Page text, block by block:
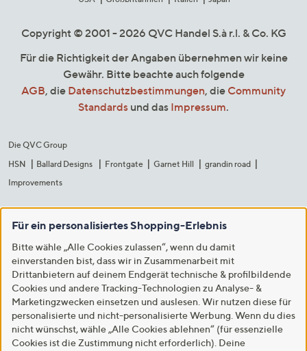
Copyright © 2001 - 2026 QVC Handel S.à r.l. & Co. KG
Für die Richtigkeit der Angaben übernehmen wir keine
Gewähr. Bitte beachte auch folgende
AGB, die Datenschutzbestimmungen, die Community
Standards und das Impressum.
Die QVC Group
HSN
Ballard Designs Frontgate Garnet Hill
grandin road
Improvements
Für ein personalisiertes Shopping-Erlebnis
Bitte wähle „Alle Cookies zulassen“, wenn du damit
einverstanden bist, dass wir in Zusammenarbeit mit
Drittanbietern auf deinem Endgerät technische & profilbildende
Cookies und andere Tracking-Technologien zu Analyse- &
Marketingzwecken einsetzen und auslesen. Wir nutzen diese für
personalisierte und nicht-personalisierte Werbung. Wenn du dies
nicht wünschst, wähle „Alle Cookies ablehnen“ (für essenzielle
Cookies ist die Zustimmung nicht erforderlich). Deine